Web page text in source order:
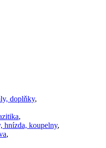
doplňky,
,
hnízda, koupelny,
,